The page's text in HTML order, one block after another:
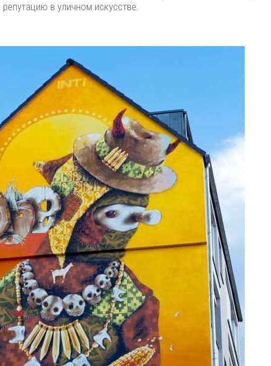
в уличном искусстве.